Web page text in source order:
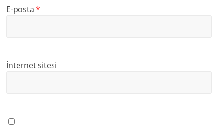
E-posta*
İnternet sitesi